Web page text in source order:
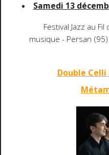
Samedi 13
Festival Jazz au Fil
musique - Persan (95)
Double Celli